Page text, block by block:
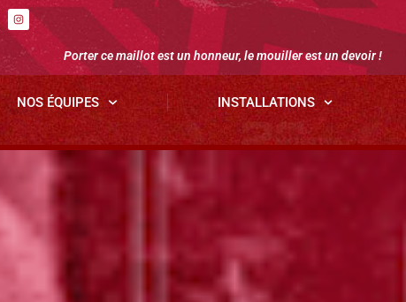
Porter ce maillot est un honneur, le mouiller est un devoir !
NOS ÉQUIPES INSTALLATIONS